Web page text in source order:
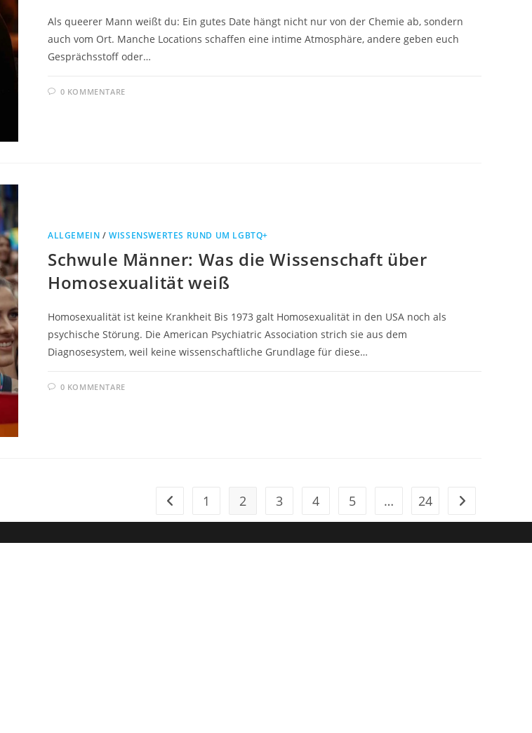
Als queerer Mann weißt du: Ein gutes Date hängt nicht nur von der Chemie ab, sondern
auch vom Ort. Manche Locations schaffen eine intime Atmosphäre, andere geben euch
Gesprächsstoff oder…
0 KOMMENTARE
ALLGEMEIN /WISSENSWERTES RUND UM LGBTQ+
Schwule Männer: Was die Wissenschaft über
Homosexualität weiß
Homosexualität ist keine Krankheit Bis 1973 galt Homosexualität in den USA noch als
psychische Störung. Die American Psychiatric Association strich sie aus dem
Diagnosesystem, weil keine wissenschaftliche Grundlage für diese…
0 KOMMENTARE
Zur vorherigen Seite
1 2 3 4 5 … 24 Zur nächsten